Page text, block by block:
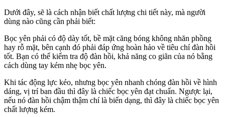
Dưới đây, sẽ là cách nhận biết chất lượng chi tiết này, mà người
dùng nào cũng cần phải biết:
Bọc yên phải có độ dày tốt, bề mặt căng bóng không nhăn phồng
hay rỗ mặt, bên cạnh đó phải đáp ứng hoàn hảo về tiêu chí đàn hồi
tốt. Bạn có thể kiểm tra độ đàn hồi, khả năng co giãn của nó bằng
cách dùng tay kém nhẹ bọc yên.
Khi tác động lực kéo, nhưng bọc yên nhanh chóng đàn hồi về hình
dáng, vị trí ban đầu thì đây là chiếc bọc yên đạt chuẩn. Ngược lại,
nếu nó đàn hồi chậm thậm chí là biến dạng, thì đây là chiếc bọc yên
chất lượng kém.